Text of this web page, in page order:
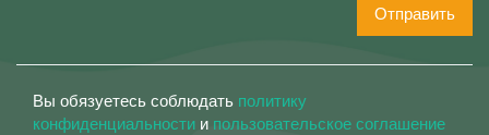
Отправить
Вы обязуетесь соблюдать политику
конфиденциальности и пользовательское соглашение